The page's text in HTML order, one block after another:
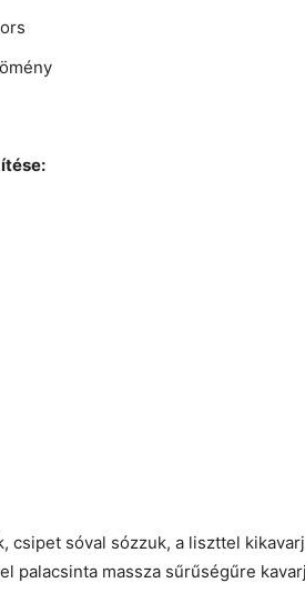
csipet sóval sózzuk, a liszttel
palacsinta massza sűrűségűre